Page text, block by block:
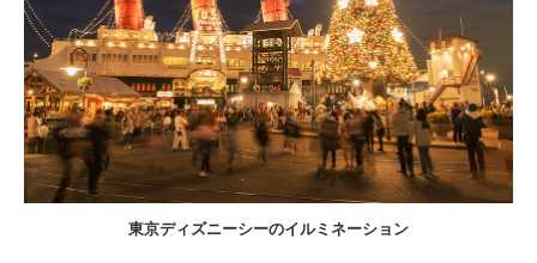
東京ディズニーシーのイルミネーション